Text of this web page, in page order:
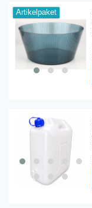
Artikelpaket